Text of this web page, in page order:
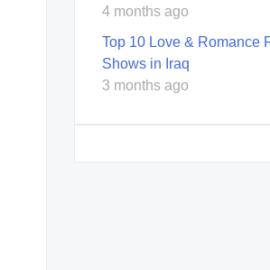
4 months ago
Top 10 Love & Romance
Shows in Iraq
3 months ago